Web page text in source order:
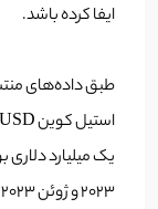
ایفا کرده باشد.